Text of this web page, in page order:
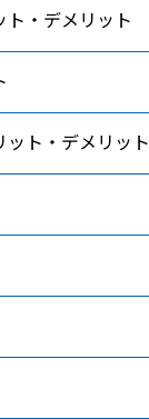
・デメリット
ト・デメリット